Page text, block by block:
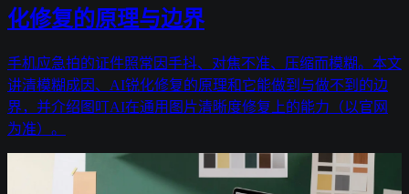
化修复的原理与边界
手机应急拍的证件照常因手抖、对焦不准、压缩而模糊。本文
讲清模糊成因、AI锐化修复的原理和它能做到与做不到的边
界，并介绍图叮AI在通用图片清晰度修复上的能力（以官网
为准）。